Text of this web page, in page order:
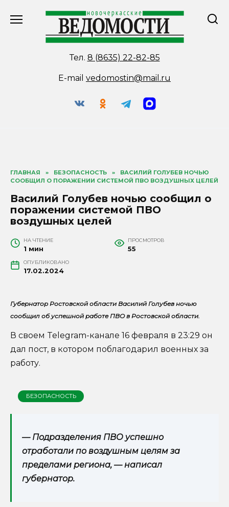
Тел. 8 (8635) 22-82-85
E-mail vedomostin@mail.ru
ГЛАВНАЯ » БЕЗОПАСНОСТЬ »
ВАСИЛИЙ ГОЛУБЕВ НОЧЬЮ
СООБЩИЛ О ПОРАЖЕНИИ СИСТЕМОЙ ПВО ВОЗДУШНЫХ ЦЕЛЕЙ
Василий Голубев ночью сообщил о
поражении системой ПВО
воздушных целей
НА ЧТЕНИЕ
1 мин
ПРОСМОТРОВ
55
ОПУБЛИКОВАНО
17.02.2024
Губернатор Ростовской области Василий Голубев ночью
сообщил об успешной работе ПВО в Ростовской области.
В своем Telegram-канале 16 февраля в 23:29 он
дал пост, в котором поблагодарил военных за
работу.
БЕЗОПАСНОСТЬ
— Подразделения ПВО успешно
отработали по воздушным целям за
пределами региона, — написал
губернатор.